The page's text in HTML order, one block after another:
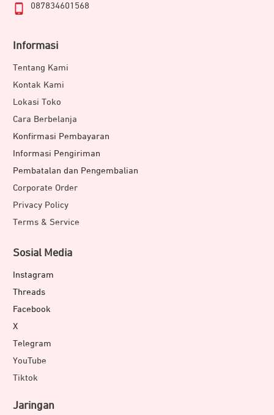
087834601568
Informasi
Tentang Kami
Kontak Kami
Lokasi Toko
Cara Berbelanja
Konfirmasi Pembayaran
Informasi Pengiriman
Pembatalan dan Pengembalian
Corporate Order
Privacy Policy
Terms & Service
Sosial Media
Instagram
Threads
Facebook
X
Telegram
YouTube
Tiktok
Jaringan